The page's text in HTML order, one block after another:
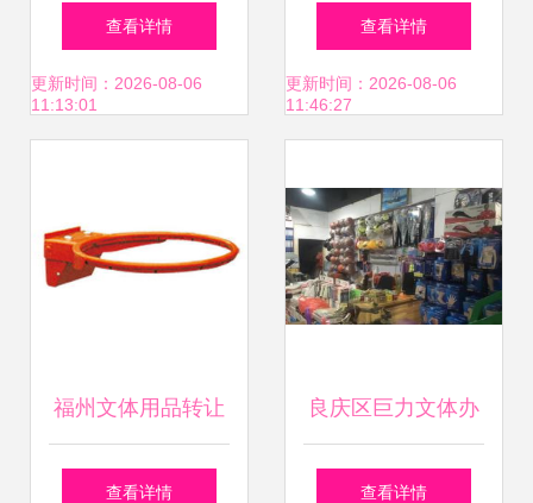
详解 从选购到履约
的全面指南
查看详情
更新时间：2026-08-06
11:13:01
文化超市考试用具
专柜全攻略
查看详情
更新时间：2026-08-06
11:46:27
福州文体用品转让
与求购全攻略 便民
查看详情
良庆区巨力文体办
公用品店旺铺转让
查看详情